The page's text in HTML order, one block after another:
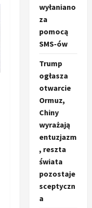
wyłaniano
za
pomocą
SMS-ów
Trump
ogłasza
otwarcie
Ormuz,
Chiny
wyrażają
entuzjazm
, reszta
świata
pozostaje
sceptyczn
a